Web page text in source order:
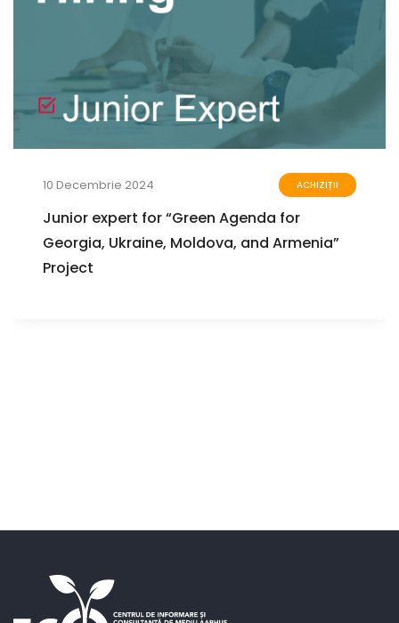
10 Decembrie 2024 ACHIZIȚII
Junior expert for “Green Agenda for
Georgia, Ukraine, Moldova, and Armenia”
Project